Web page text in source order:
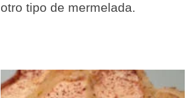
otro tipo de mermelada.